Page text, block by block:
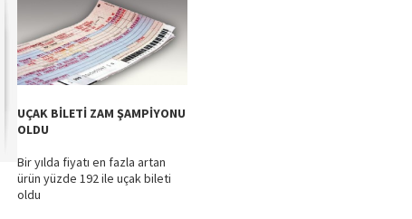
UÇAK BİLETİ ZAM ŞAMPİYONU
OLDU
Bir yılda fiyatı en fazla artan
ürün yüzde 192 ile uçak bileti
oldu